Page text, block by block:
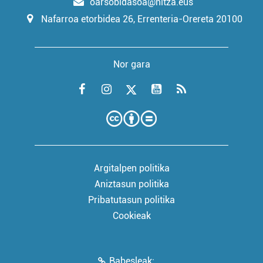
oarsobidasoa@hitza.eus
Nafarroa etorbidea 26, Errenteria-Orereta 20100
Nor gara
Argitalpen politika
Aniztasun politika
Pribatutasun politika
Cookieak